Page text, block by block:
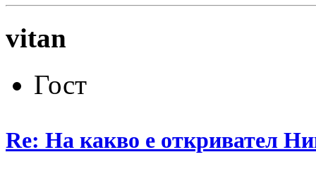
vitan
Гост
Re: На какво е откривател